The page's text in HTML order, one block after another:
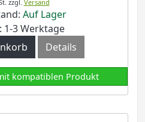
zzgl. Versand
Auf Lager
1-3 Werktage
Details
kompatiblen Produkt